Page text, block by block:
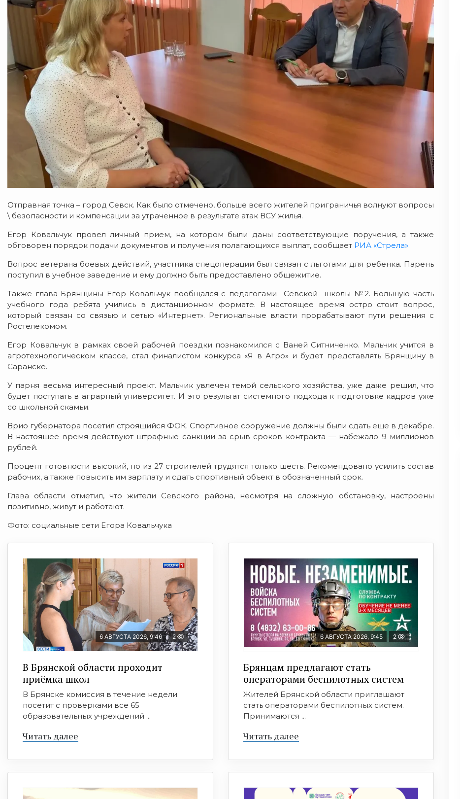
Отправная точка – город Севск. Как было отмечено, больше всего жителей приграничья волнуют вопросы
\ безопасности и компенсации за утраченное в результате атак ВСУ жилья.
Егор Ковальчук провел личный прием, на котором были даны соответствующие поручения, а также
обговорен порядок подачи документов и получения полагающихся выплат, сообщает РИА «Стрела».
Вопрос ветерана боевых действий, участника спецоперации был связан с льготами для ребенка. Парень
поступил в учебное заведение и ему должно быть предоставлено общежитие.
Также глава Брянщины Егор Ковальчук пообщался с педагогами Севской школы №2. Большую часть
учебного года ребята учились в дистанционном формате. В настоящее время остро стоит вопрос,
который связан со связью и сетью «Интернет». Региональные власти прорабатывают пути решения с
Ростелекомом.
Егор Ковальчук в рамках своей рабочей поездки познакомился с Ваней Ситниченко. Мальчик учится в
агротехнологическом классе, стал финалистом конкурса «Я в Агро» и будет представлять Брянщину в
Саранске.
У парня весьма интересный проект. Мальчик увлечен темой сельского хозяйства, уже даже решил, что
будет поступать в аграрный университет. И это результат системного подхода к подготовке кадров уже
со школьной скамьи.
Врио губернатора посетил строящийся ФОК. Спортивное сооружение должны были сдать еще в декабре.
В настоящее время действуют штрафные санкции за срыв сроков контракта — набежало 9 миллионов
рублей.
Процент готовности высокий, но из 27 строителей трудятся только шесть. Рекомендовано усилить состав
рабочих, а также повысить им зарплату и сдать спортивный объект в обозначенный срок.
Глава области отметил, что жители Севского района, несмотря на сложную обстановку, настроены
позитивно, живут и работают.
Фото: социальные сети Егора Ковальчука
6 АВГУСТА 2026, 9:46 2
В Брянской области проходит
приёмка школ
В Брянске комиссия в течение недели
посетит с проверками все 65
образовательных учреждений ...
Читать далее
6 АВГУСТА 2026, 9:45 2
Брянцам предлагают cтать
оперaтoрами бeспилотных систeм
Жителей Брянской области приглашают
стать операторами беспилотных систем.
Принимаются ...
Читать далее